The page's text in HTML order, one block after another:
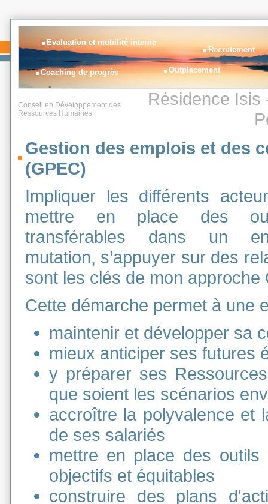
Evaluation et mobilité interne
Coaching de progrès
Recrutement
Outplacement
Conseil en Développement des
Ressources Humaines
Résidence Isis
Gestion des emplois et des
(GPEC)
Impliquer les différents
mettre en place des
transférables dans un
mutation, s’appuyer sur des
sont les clés de mon approche
Cette démarche permet à une
maintenir et développer sa
mieux anticiper ses futures
y préparer ses
que soient les scénarios
accroître la polyvalence et
de ses salariés
mettre en place des outils
objectifs et équitables
construire des plans